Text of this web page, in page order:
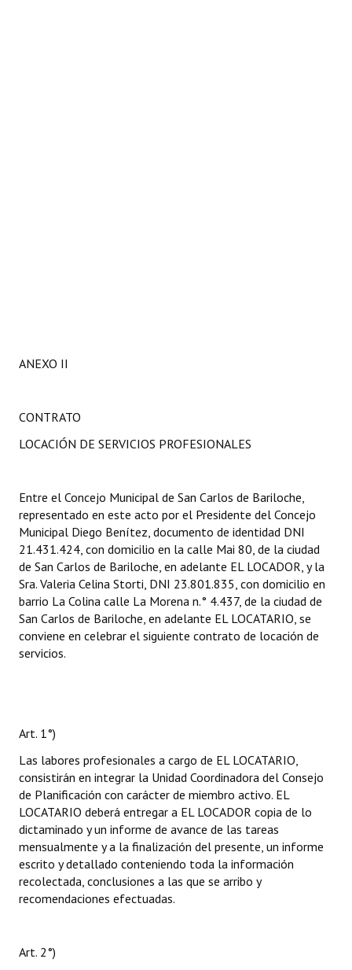
ANEXO II
CONTRATO
LOCACIÓN DE SERVICIOS PROFESIONALES
Entre el Concejo Municipal de San Carlos de Bariloche,
representado en este acto por el Presidente del Concejo
Municipal Diego Benítez, documento de identidad DNI
21.431.424, con domicilio en la calle Mai 80, de la ciudad
de San Carlos de Bariloche, en adelante EL LOCADOR, y la
Sra. Valeria Celina Storti, DNI 23.801.835, con domicilio en
barrio La Colina calle La Morena n.° 4.437, de la ciudad de
San Carlos de Bariloche, en adelante EL LOCATARIO, se
conviene en celebrar el siguiente contrato de locación de
servicios.
Art. 1°)
Las labores profesionales a cargo de EL LOCATARIO,
consistirán en integrar la Unidad Coordinadora del Consejo
de Planificación con carácter de miembro activo. EL
LOCATARIO deberá entregar a EL LOCADOR copia de lo
dictaminado y un informe de avance de las tareas
mensualmente y a la finalización del presente, un informe
escrito y detallado conteniendo toda la información
recolectada, conclusiones a las que se arribo y
recomendaciones efectuadas.
Art. 2°)